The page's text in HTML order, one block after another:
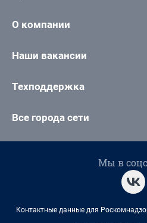
О компании
Наши вакансии
Техподдержка
Все города сети
Мы в
Контактные данные для